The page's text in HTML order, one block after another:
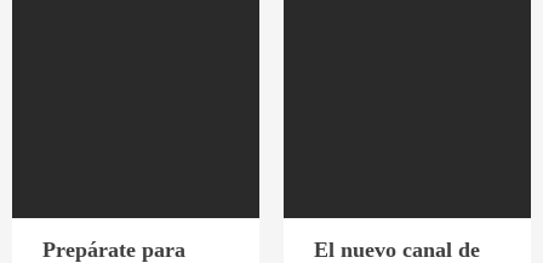
Prepárate para
El nuevo canal de